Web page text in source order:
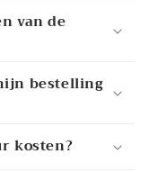
van de
bestelling
kosten?